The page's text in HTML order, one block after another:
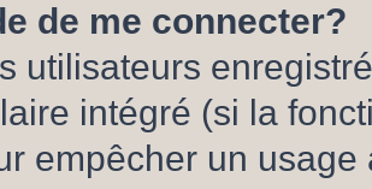
de me connecter?
utilisateurs
intégré (si la
empêcher un